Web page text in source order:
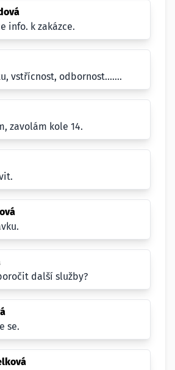
info. k zakázce.
vstřícnost, odbornost.......
zavolám kole 14.
další služby?
se.